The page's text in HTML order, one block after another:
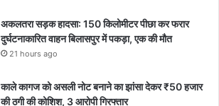
अकलतरा सड़क हादसा: 150 किलोमीटर पीछा कर फरार
दुर्घटनाकारित वाहन बिलासपुर में पकड़ा, एक की मौत
21 hours ago
काले कागज को असली नोट बनाने का झांसा देकर ₹50 हजार
की ठगी की कोशिश, 3 आरोपी गिरफ्तार